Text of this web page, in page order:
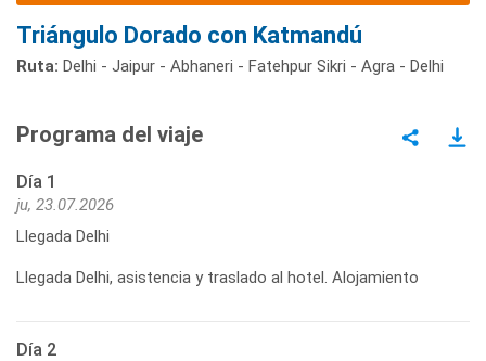
Triángulo Dorado con Katmandú
Ruta: Delhi - Jaipur - Abhaneri - Fatehpur Sikri - Agra - Delhi
Programa del viaje
Día 1
ju, 23.07.2026
Llegada Delhi
Llegada Delhi, asistencia y traslado al hotel. Alojamiento
Día 2